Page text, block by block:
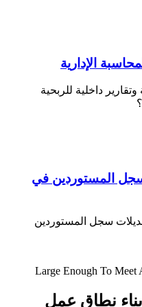
الإدارية
داخلية للربحية
المستوردين في
سجل المستوردين
Large Enough To Meet
نطاق عمل